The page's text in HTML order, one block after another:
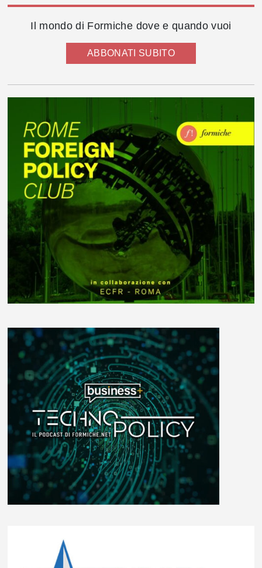
Il mondo di Formiche dove e quando vuoi
ABBONATI SUBITO